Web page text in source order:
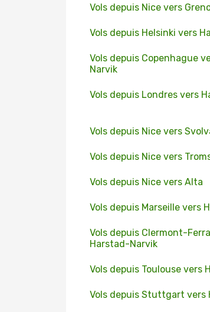
Vols depuis Nice vers
Vols depuis Helsinki vers
Vols depuis Copenhague
Narvik
Vols depuis Londres vers
Vols depuis Nice vers
Vols depuis Nice vers
Vols depuis Nice vers Alta
Vols depuis Marseille vers
Vols depuis Clermont-
Harstad-Narvik
Vols depuis Toulouse vers
Vols depuis Stuttgart vers